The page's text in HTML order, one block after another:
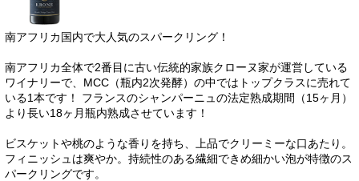
南アフリカ国内で大人気のスパークリング！
南アフリカ全体で2番目に古い伝統的家族クローヌ家が運営している
ワイナリーで、MCC（瓶内2次発酵）の中ではトップクラスに売れて
いる1本です！ フランスのシャンパーニュの法定熟成期間（15ヶ月）
より長い18ヶ月瓶内熟成させています！
ビスケットや桃のような香りを持ち、上品でクリーミーな口あたり。
フィニッシュは爽やか。持続性のある繊細できめ細かい泡が特徴のス
パークリングです。